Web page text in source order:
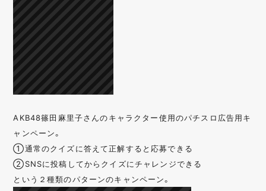
AKB48篠田麻里子さんのキャラクター使用のパチスロ広告用キ
ャンペーン。
①通常のクイズに答えて正解すると応募できる
②SNSに投稿してからクイズにチャレンジできる
という２種類のパターンのキャンペーン。